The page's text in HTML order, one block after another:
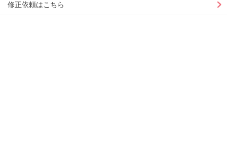
修正依頼はこちら